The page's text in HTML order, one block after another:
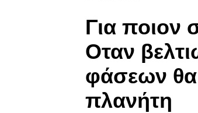
Για ποιον
Οταν
φάσεων
πλανήτη